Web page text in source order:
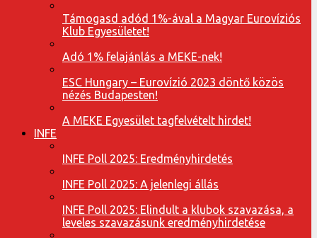
Támogasd adód 1%-ával a Magyar Eurovíziós
Klub Egyesületet!
Adó 1% felajánlás a MEKE-nek!
ESC Hungary – Eurovízió 2023 döntő közös
nézés Budapesten!
A MEKE Egyesület tagfelvételt hirdet!
INFE
INFE Poll 2025: Eredményhirdetés
INFE Poll 2025: A jelenlegi állás
INFE Poll 2025: Elindult a klubok szavazása, a
leveles szavazásunk eredményhirdetése